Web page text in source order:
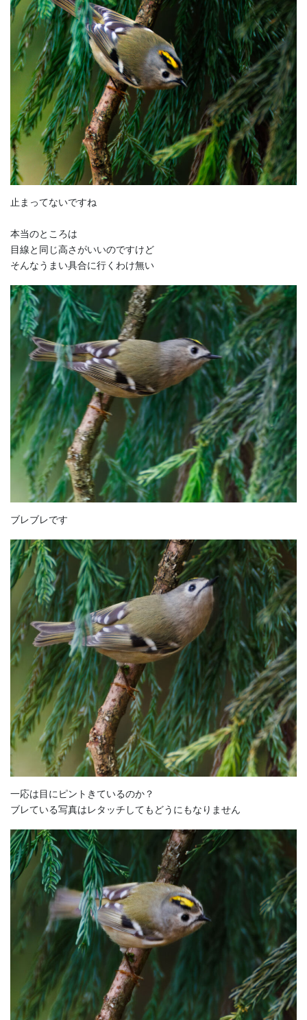
止まってないですね
本当のところは
目線と同じ高さがいいのですけど
そんなうまい具合に行くわけ無い
ブレブレです
一応は目にピントきているのか？
ブレている写真はレタッチしてもどうにもなりません